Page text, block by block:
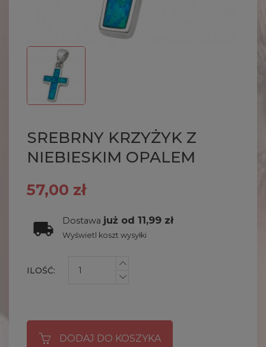
SREBRNY KRZYŻYK Z
NIEBIESKIM OPALEM
57,00 zł
Dostawa już od 11,99 zł
Wyświetl koszt wysyłki
ILOŚĆ:
DODAJ DO KOSZYKA